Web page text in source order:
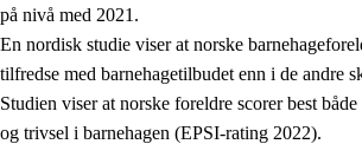
på nivå med 2021.
En nordisk studie viser at norske
tilfredse med barnehagetilbudet enn i de andre
Studien viser at norske foreldre scorer best
og trivsel i barnehagen (EPSI-rating 2022).